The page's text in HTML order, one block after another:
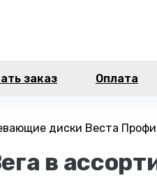
заказ Оплата
диски Веста
в